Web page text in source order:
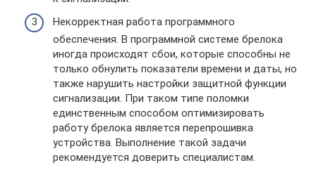
Некорректная работа программного
обеспечения. В программной системе брелока
иногда происходят сбои, которые способны не
только обнулить показатели времени и даты, но
также нарушить настройки защитной функции
сигнализации. При таком типе поломки
единственным способом оптимизировать
работу брелока является перепрошивка
устройства. Выполнение такой задачи
рекомендуется доверить специалистам.